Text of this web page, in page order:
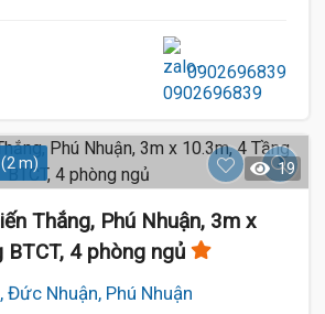
0902696839
m) 19
Thắng, Phú Nhuận, 3m x
BTCT, 4 phòng ngủ
Đức Nhuận, Phú Nhuận